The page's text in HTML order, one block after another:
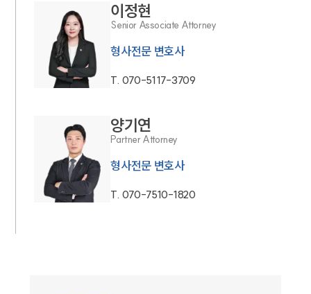
이정현
Senior Associate Attorney
형사전문 변호사
T. 070-5117-3709
양기연
Partner Attorney
형사전문 변호사
T. 070-7510-1820